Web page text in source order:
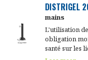
DISTRIGEL
mains
L'utilisation
obligation
santé sur les